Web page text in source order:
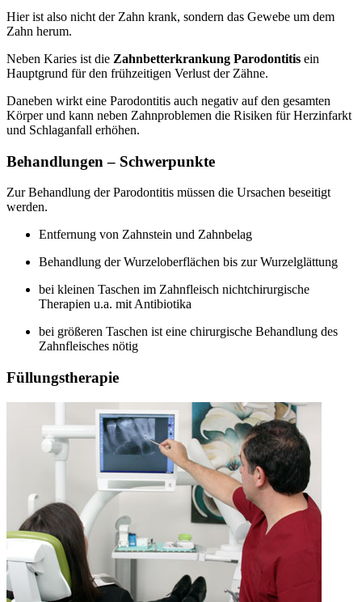
Hier ist also nicht der Zahn krank, sondern das Gewebe um dem
Zahn herum.
Neben Karies ist die Zahnbetterkrankung Parodontitis ein
Hauptgrund für den frühzeitigen Verlust der Zähne.
Daneben wirkt eine Parodontitis auch negativ auf den gesamten
Körper und kann neben Zahnproblemen die Risiken für Herzinfarkt
und Schlaganfall erhöhen.
Behandlungen – Schwerpunkte
Zur Behandlung der Parodontitis müssen die Ursachen beseitigt
werden.
Entfernung von Zahnstein und Zahnbelag
Behandlung der Wurzeloberflächen bis zur Wurzelglättung
bei kleinen Taschen im Zahnfleisch nichtchirurgische
Therapien u.a. mit Antibiotika
bei größeren Taschen ist eine chirurgische Behandlung des
Zahnfleisches nötig
Füllungstherapie